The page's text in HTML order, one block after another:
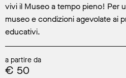
vivi il Museo a tempo pieno! Per
museo e condizioni agevolate ai
educativi.
a partire da
€ 50